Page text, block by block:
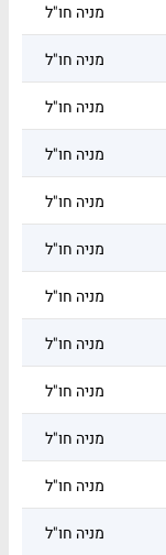
מניה חו"ל
מניה חו"ל
מניה חו"ל
מניה חו"ל
מניה חו"ל
מניה חו"ל
מניה חו"ל
מניה חו"ל
מניה חו"ל
מניה חו"ל
מניה חו"ל
מניה חו"ל